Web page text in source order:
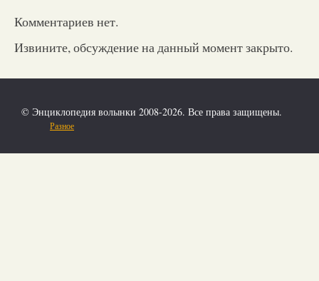
Комментариев нет.
Извините, обсуждение на данный момент закрыто.
© Энциклопедия волынки 2008-2026. Все права защищены.
Разное